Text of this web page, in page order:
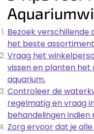
Bezoek verschillende
het beste
Vraag het
vissen en planten het
aquarium.
Controleer de
regelmatig en vraag
behandelingen indien
Zorg ervoor dat je